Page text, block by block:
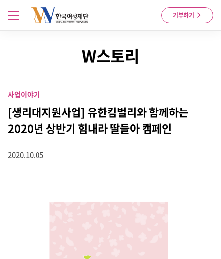
Skip to content
기부하기
메뉴 열기
W스토리
사업이야기
[생리대지원사업] 유한킴벌리와 함께하는
2020년 상반기 힘내라 딸들아 캠페인
2020.10.05